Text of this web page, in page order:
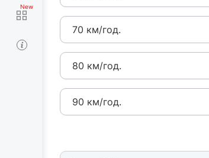
70 км/год.
80 км/год.
90 км/год.